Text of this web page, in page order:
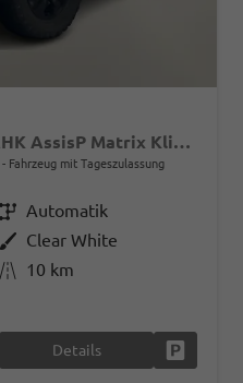
PanAmericana PanAm AHK AssisP Matrix Klimaaut 18"LM
Fahrzeug mit Tageszulassung
GetriebeAutomatik
AußenfarbeClear White
Kilometerstand 10 km
Details